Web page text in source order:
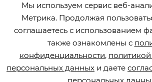
ПЕРСОНАЛЬНЫХ ДАННЫХ
НОМЕР 77-22-133540
Мы используем сервис веб-
Метрика. Продолжая
соглашаетесь с использованием
также ознакомлены с
конфиденциальности,
персональных данных и даете